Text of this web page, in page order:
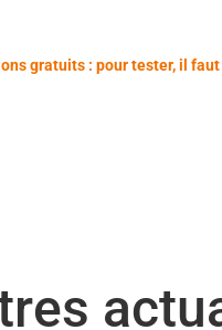
gratuits : pour tester, il